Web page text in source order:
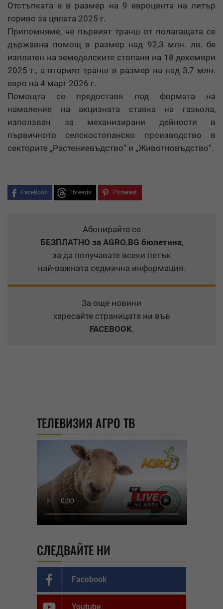
Отстъпката е в размер на 9 евроцента на литър
гориво за цялата 2025 г.
Припомняме, че първият транш от полагащата се
държавна помощ в размер над 92,3 млн. лв. бе
изплатен на земеделските стопани на 18 декември
2025 г., а вторият транш в размер на над 3,7 млн.
евро на 4 март 2026 г.
Помощта се предоставя под формата на
намаление на акцизната ставка на газьола,
използван за механизирани дейности в
първичното селскостопанско производство в
секторите „Растениевъдство“ и „Животновъдство“.
FaceBook Threads Pinterest
Абонирайте се
БЕЗПЛАТНО за AGRO.BG бюлетина,
за да получавате всеки петък
най-важната седмична информация.
За още новини
харесайте страницата ни във
FACEBOOK.
ТЕЛЕВИЗИЯ АГРО ТВ
СЛЕДВАЙТЕ НИ
Facebook
Youtube